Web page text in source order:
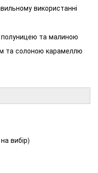
використанні
та малиною
та солоною карамеллю
вибір)